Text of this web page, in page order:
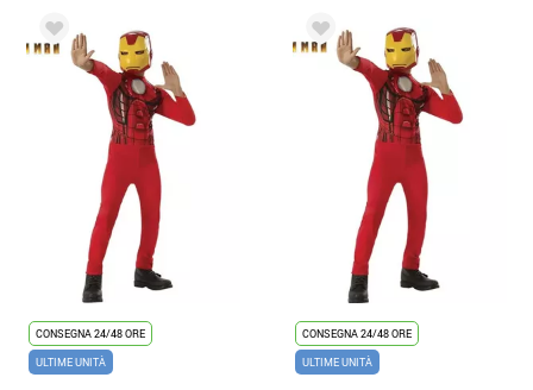
CONSEGNA 24/48 ORE
ULTIME UNITÀ
CONSEGNA 24/48 ORE
ULTIME UNITÀ